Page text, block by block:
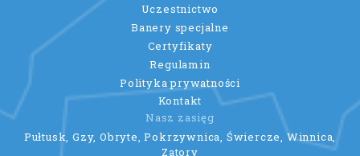
Uczestnictwo
Banery specjalne
Certyfikaty
Regulamin
Polityka prywatności
Kontakt
Nasz zasięg
Pułtusk, Gzy, Obryte, Pokrzywnica, Świercze, Winnica,
Zatory